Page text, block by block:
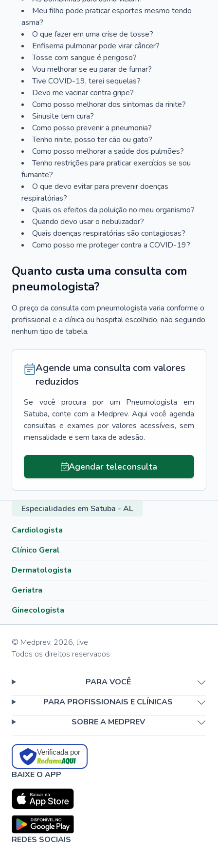
Meu filho pode praticar esportes mesmo tendo
asma?
O que fazer em uma crise de tosse?
Enfisema pulmonar pode virar câncer?
Tosse com sangue é perigoso?
Vou melhorar se eu parar de fumar?
Tive COVID-19, terei sequelas?
Devo me vacinar contra gripe?
Como posso melhorar dos sintomas da rinite?
Sinusite tem cura?
Como posso prevenir a pneumonia?
Tenho rinite, posso ter cão ou gato?
Como posso melhorar a saúde dos pulmões?
Tenho restrições para praticar exercícios se sou
fumante?
O que devo evitar para prevenir doenças
respiratórias?
Quais os efeitos da poluição no meu organismo?
Quando devo usar o nebulizador?
Quais doenças respiratórias são contagiosas?
Como posso me proteger contra a COVID-19?
Quanto custa uma consulta com
pneumologista?
O preço da consulta com pneumologista varia conforme o
profissional e a clínica ou hospital escolhido, não seguindo
nenhum tipo de tabela.
Agende uma consulta com valores
reduzidos
Se você procura por um Pneumologista
em
Satuba, conte com a Medprev. Aqui você agenda
consultas e exames por valores acessíveis, sem
mensalidade e sem taxa de adesão.
Agendar teleconsulta
Especialidades em Satuba - AL
Cardiologista
Clínico Geral
Dermatologista
Geriatra
Ginecologista
© Medprev, 2026, live
Todos os direitos reservados
PARA VOCÊ
PARA PROFISSIONAIS E CLÍNICAS
SOBRE A MEDPREV
Verificada por
BAIXE O APP
REDES SOCIAIS